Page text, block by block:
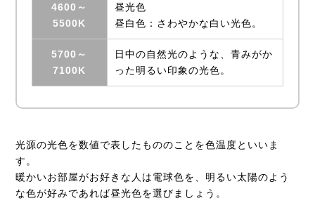
4600～
5500K
昼光色
昼白色：さわやかな白い光色。
5700～
7100K
日中の自然光のような、青みがか
った明るい印象の光色。
光源の光色を数値で表したもののことを色温度といいま
す。
暖かいお部屋がお好きな人は電球色を、明るい太陽のよう
な色が好みであれば昼光色を選びましょう。